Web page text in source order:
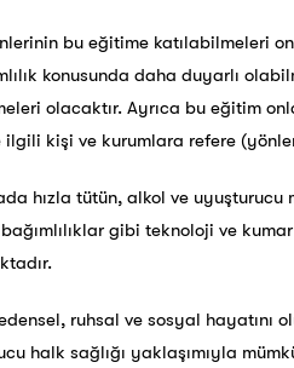
bu eğitime katılabilmeleri
konusunda daha duyarlı
olacaktır. Ayrıca bu eğitim
kişi ve kurumlara refere
hızla tütün, alkol ve
gibi teknoloji ve
ruhsal ve sosyal hayatını
halk sağlığı yaklaşımıyla